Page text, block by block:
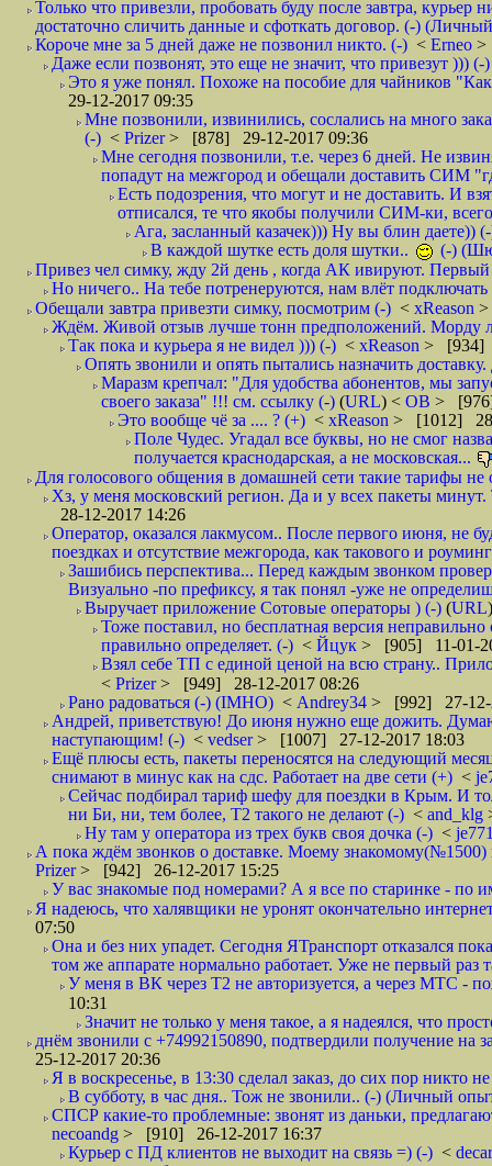
Только что привезли, пробовать буду после завтра,
достаточно сличить данные и сфоткать договор. (-)
Короче мне за 5 дней даже не позвонил никто. (-) < Erneo >
Даже если позвонят, это еще не значит, что привезут ))) (-)
Это я уже понял. Похоже на пособие для чайников
29-12-2017 09:35
Мне позвонили, извинились, сослались на много
(-) < Prizer> [878] 29-12-2017 09:36
Мне сегодня позвонили, т.е. через 6 дней. Не
попадут на межгород и обещали доставить СИМ
Есть подозрения, что могут и не доставить. И
отписался, те что якобы получили СИМ-ки,
Ага, засланный казачек))) Ну вы блин даете))
В каждой шутке есть доля шутки..
(-)
Привез чел симку, жду 2й день , когда АК ивируют. Первый
Но ничего.. На тебе потренеруются, нам влёт подключать
Обещали завтра привезти симку, посмотрим (-) < xReason
Ждём. Живой отзыв лучше тонн предположений. Морду
Так пока и курьера я не видел ))) (-) < xReason > [934]
Опять звонили и опять пытались назначить
Маразм крепчал: "Для удобства абонентов, мы
своего заказа" !!! см. ссылку (-) (URL) < ОВ >
Это вообще чё за .... ? (+) < xReason > [1012]
Поле Чудес. Угадал все буквы, но не смог
получается краснодарская, а не московская...
Для голосового общения в домашней сети такие тарифы не
Хз, у меня московский регион. Да и у всех пакеты
28-12-2017 14:26
Оператор, оказался лакмусом.. После первого июня, не
поездках и отсутствие межгорода, как такового и
Зашибись перспектива... Перед каждым звонком
Визуально -по префиксу, я так понял -уже не
Выручает приложение Сотовые операторы ) (-) (URL
Тоже поставил, но бесплатная версия
правильно определяет. (-) < Йцук > [905] 11-01-
Взял себе ТП с единой ценой на всю страну..
< Prizer> [949] 28-12-2017 08:26
Рано радоваться (-) (IMHO) < Andrey34 > [992] 27-12-
Андрей, приветствую! До июня нужно еще дожить.
наступающим! (-) < vedser> [1007] 27-12-2017 18:03
Ещё плюсы есть, пакеты переносятся на следующий
снимают в минус как на сдс. Работает на две сети (+) <
Сейчас подбирал тариф шефу для поездки в Крым. И
ни Би, ни, тем более, Т2 такого не делают (-) < and_klg
Ну там у оператора из трех букв своя дочка (-) <
А пока ждём звонков о доставке. Моему знакомому(№1500)
Prizer> [942] 26-12-2017 15:25
У вас знакомые под номерами? А я все по старинке - по
Я надеюсь, что халявщики не уронят окончательно
07:50
Она и без них упадет. Сегодня ЯТранспорт отказался
том же аппарате нормально работает. Уже не первый раз
У меня в ВК через Т2 не авторизуется, а через МТС -
10:31
Значит не только у меня такое, а я надеялся, что
днём звонили с +74992150890, подтвердили получение на
25-12-2017 20:36
Я в воскресенье, в 13:30 сделал заказ, до сих пор никто
В субботу, в час дня.. Тож не звонили.. (-) (Личный
СПСР какие-то проблемные: звонят из даньки,
necoandg > [910] 26-12-2017 16:37
Курьер с ПД клиентов не выходит на связь =) (-) <